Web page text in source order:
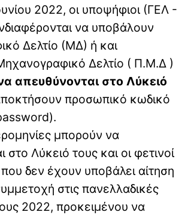
2022, οι υποψήφιοι (ΓΕΛ -
να υποβάλουν
Δελτίο (ΜΔ) ή και
Δελτίο ( Π.Μ.Δ )
απευθύνονται στο Λύκειό
προσωπικό κωδικό
μπορούν να
στο Λύκειό τους και οι φετινοί
που δεν έχουν υποβάλει αίτηση
στις πανελλαδικές
2022, προκειμένου να